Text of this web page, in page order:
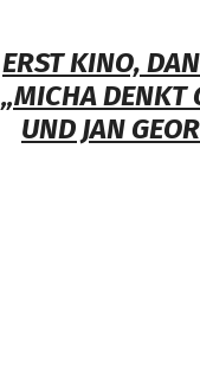
ERST KINO,
„MICHA DENKT
ND JAN